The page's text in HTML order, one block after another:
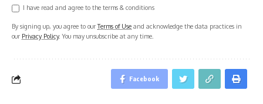
I have read and agree to the terms & conditions
By signing up, you agree to ourTerms of Use and acknowledge the data practices in
our Privacy Policy. You may unsubscribe at any time.
Facebook